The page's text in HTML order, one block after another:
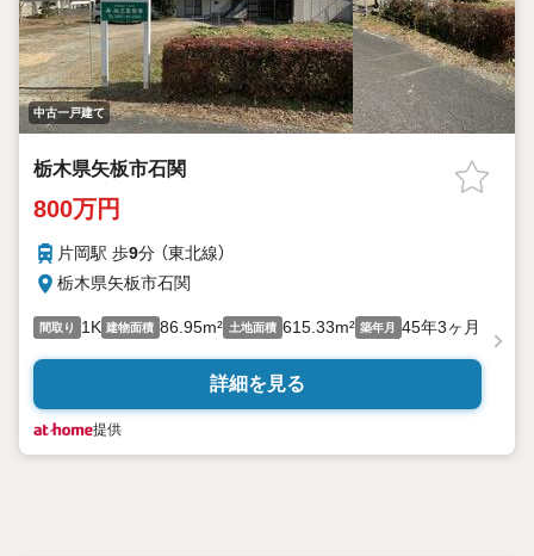
中古一戸建て
栃木県矢板市石関
800万円
片岡駅 歩9分 （東北線）
栃木県矢板市石関
間取り 1K 建物面積 86.95m² 土地面積 615.33m² 築年月 45年3ヶ月
詳細を見る
提供